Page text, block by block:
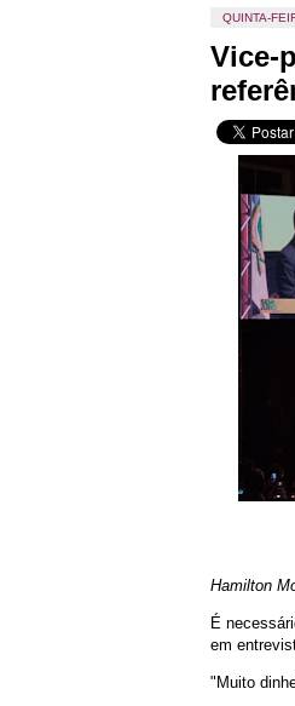
QUINTA-
Vice-
Hamilton
É
em
"Muito